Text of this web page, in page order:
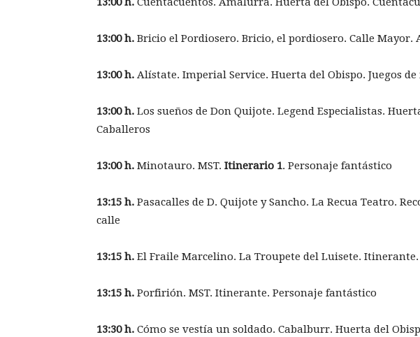
13:00 h. Bricio el Pordiosero. Bricio, el pordiosero. Calle Mayor.
13:00 h. Alístate. Imperial Service. Huerta del Obispo. Juegos
13:00 h. Los sueños de Don Quijote. Legend Especialistas.
Caballeros
13:00 h. Minotauro. MST. Itinerario 1. Personaje fantástico
13:15 h. Pasacalles de D. Quijote y Sancho. La Recua Teatro.
calle
13:15 h. El Fraile Marcelino. La Troupete del Luisete.
13:15 h. Porfirión. MST. Itinerante. Personaje fantástico
13:30 h. Cómo se vestía un soldado. Cabalburr. Huerta del